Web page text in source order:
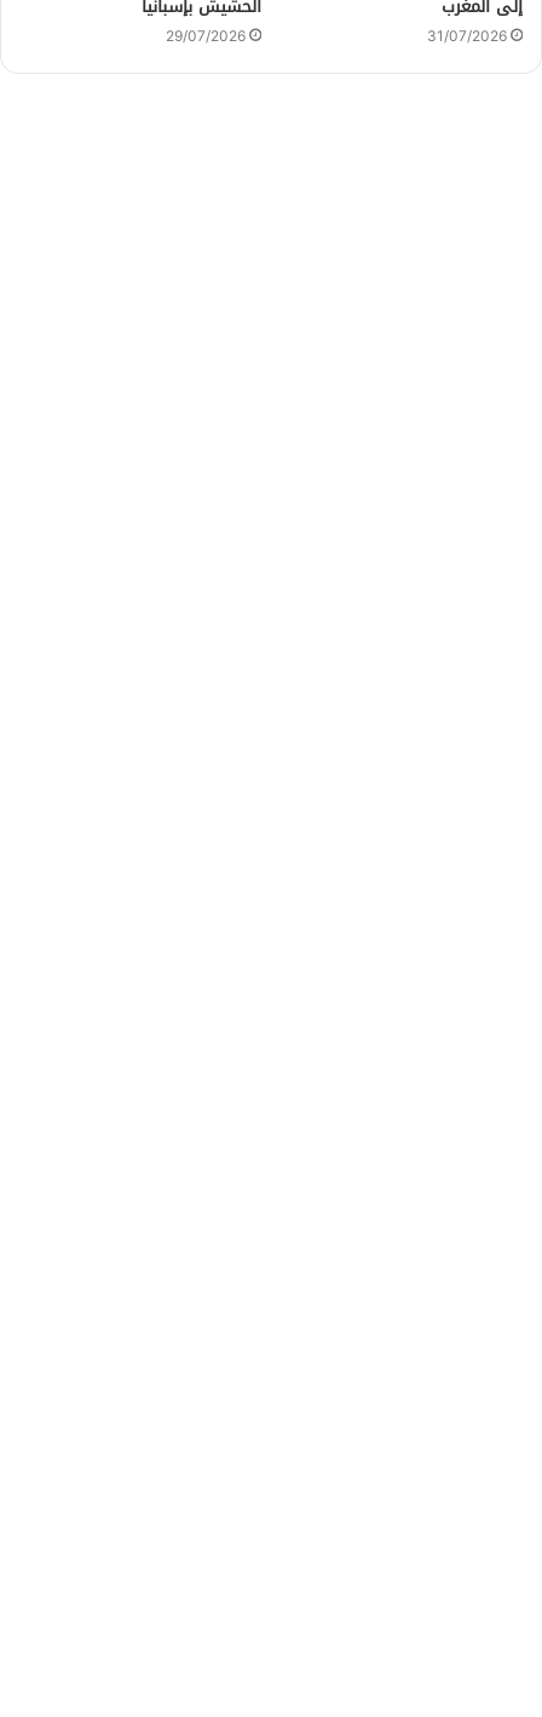
إلى المغرب
31/07/2026
الحشيش بإسبانيا
29/07/2026